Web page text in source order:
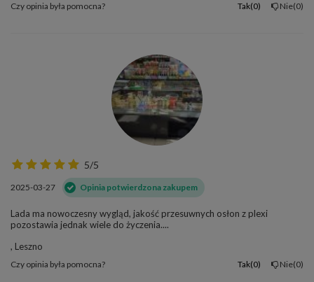
Czy opinia była pomocna? Tak 0 Nie 0
5/5
2025-03-27 Opinia potwierdzona zakupem
Lada ma nowoczesny wygląd, jakość przesuwnych osłon z plexi
pozostawia jednak wiele do życzenia....
, Leszno
Czy opinia była pomocna? Tak 0 Nie 0